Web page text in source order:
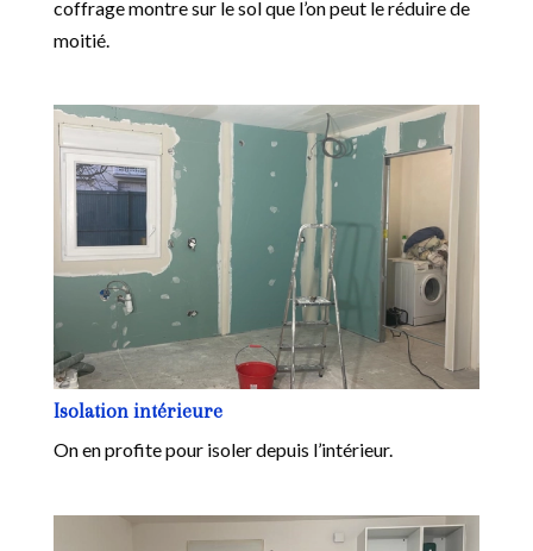
coffrage montre sur le sol que l’on peut le réduire de
moitié.
Isolation intérieure
On en profite pour isoler depuis l’intérieur.